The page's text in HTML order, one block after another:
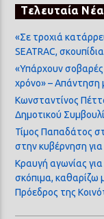
Τελευταία Νέα
«Σε τροχιά
SEATRAC,
«Υπάρχουν
χρόνο» – Απάντηση
Κωνσταντίνος
Δημοτικού
Τίμος Παπαδάτος
στην κυβέρνηση
Κραυγή αγωνίας
σκόπιμα, καθαρίζω
Πρόεδρος της